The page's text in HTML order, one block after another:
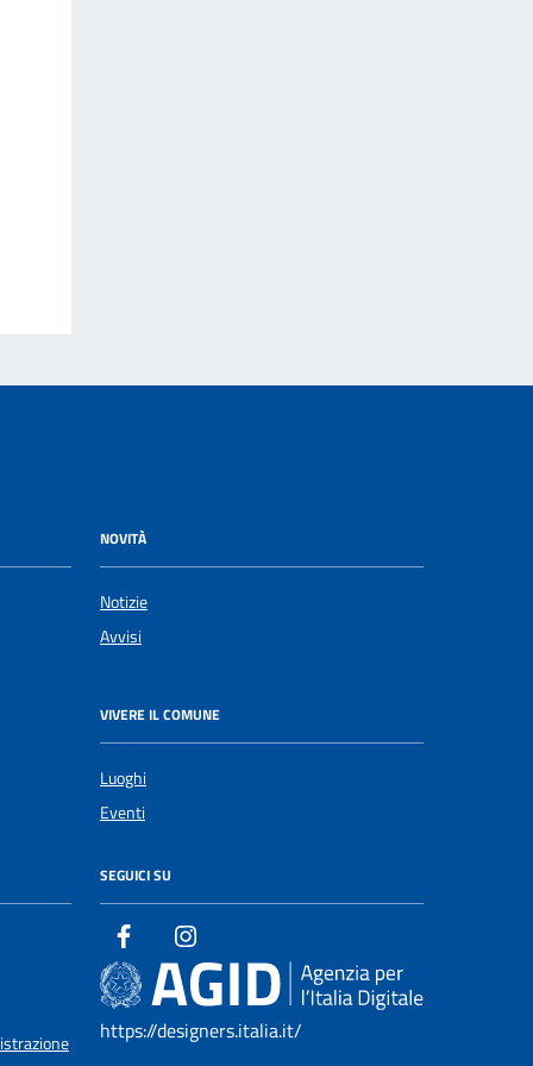
NOVITÀ
Notizie
Avvisi
VIVERE IL COMUNE
Luoghi
Eventi
SEGUICI SU
https://designers.italia.it/